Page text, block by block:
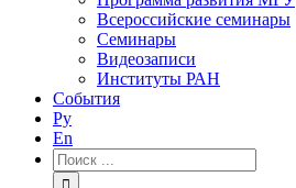
Всероссийские семинары
Семинары
Видеозаписи
Институты РАН
События
Ру
En
Результат
поиска: